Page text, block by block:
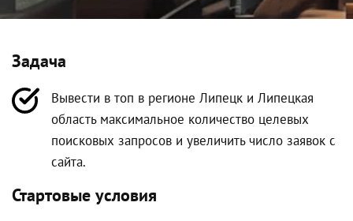
Задача
Вывести в топ в регионе Липецк и Липецкая
область максимальное количество целевых
поисковых запросов и увеличить число заявок с
сайта.
Стартовые условия